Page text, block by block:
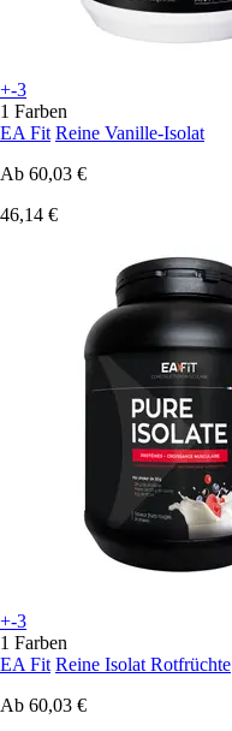
+-3
1 Farben
EA Fit Reine Vanille-Isolat
Ab 60,03 €
46,14 €
+-3
1 Farben
EA Fit Reine Isolat Rotfrüchte
Ab 60,03 €